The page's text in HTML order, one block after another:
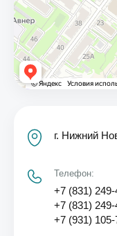
г. Нижний
Телефон:
+7 (831)
+7 (831)
+7 (931) 105-